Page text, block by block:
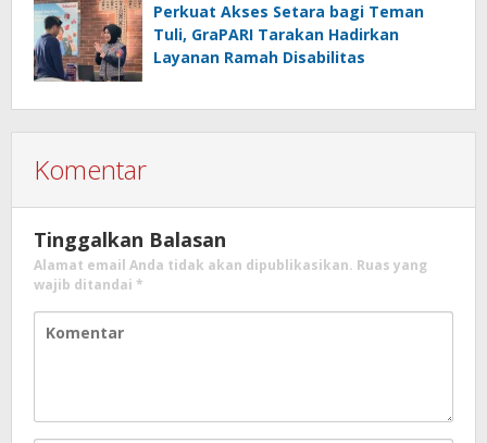
Perkuat Akses Setara bagi Teman
Tuli, GraPARI Tarakan Hadirkan
Layanan Ramah Disabilitas
Komentar
Tinggalkan Balasan
Alamat email Anda tidak akan dipublikasikan. Ruas yang
wajib ditandai *